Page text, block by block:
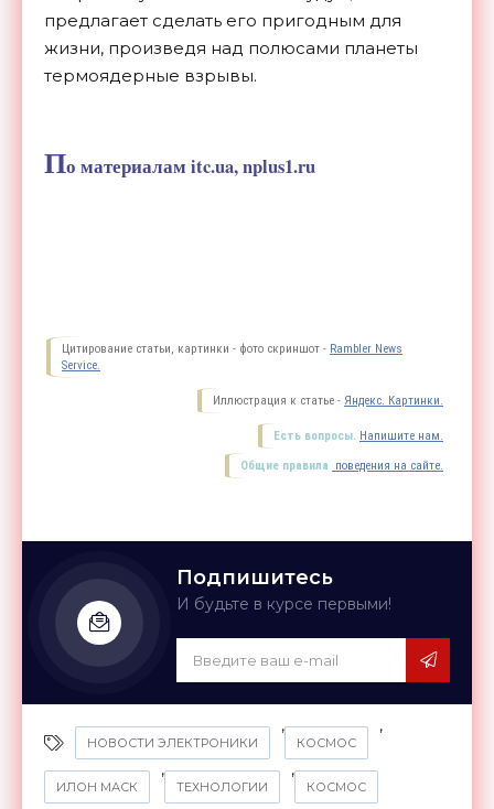
предлагает сделать его пригодным для
жизни, произведя над полюсами планеты
термоядерные взрывы.
По материалам itc.ua, nplus1.ru
Цитирование статьи, картинки - фото скриншот - Rambler News
Service.
Иллюстрация к статье - Яндекс. Картинки.
Есть вопросы. Напишите нам.
Общие правила поведения на сайте.
Подпишитесь
И будьте в курсе первыми!
НОВОСТИ ЭЛЕКТРОНИКИ
,
КОСМОС
,
ИЛОН МАСК
,
ТЕХНОЛОГИИ
,
КОСМОС